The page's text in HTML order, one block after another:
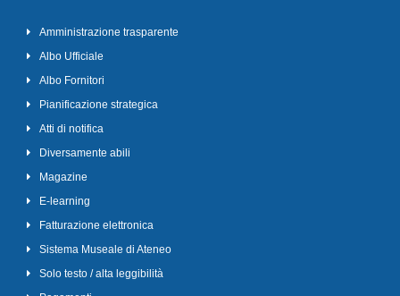
Amministrazione trasparente
Albo Ufficiale
Albo Fornitori
Pianificazione strategica
Atti di notifica
Diversamente abili
Magazine
E-learning
Fatturazione elettronica
Sistema Museale di Ateneo
Solo testo / alta leggibilità